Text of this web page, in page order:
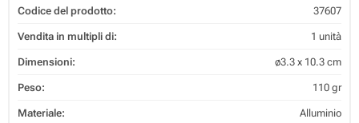
Codice del prodotto: 37607
Vendita in multipli di: 1 unità
Dimensioni: ø3.3 x 10.3 cm
Peso: 110 gr
Materiale: Alluminio